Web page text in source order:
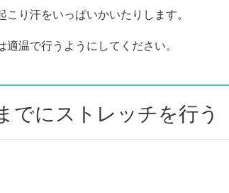
り汗をいっぱいかいたりします。
温で行うようにしてください。
でにストレッチを行う